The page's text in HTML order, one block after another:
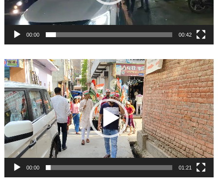
00:00 00:42
Video
Player
00:00 01:21